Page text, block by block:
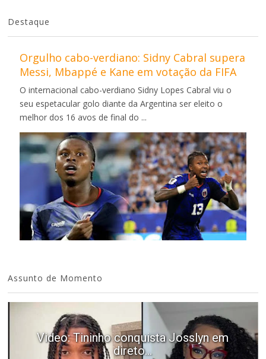
Destaque
Orgulho cabo-verdiano: Sidny Cabral supera
Messi, Mbappé e Kane em votação da FIFA
O internacional cabo-verdiano Sidny Lopes Cabral viu o
seu espetacular golo diante da Argentina ser eleito o
melhor dos 16 avos de final do ...
Assunto de Momento
Video: Tininho conquista Josslyn em
direto...